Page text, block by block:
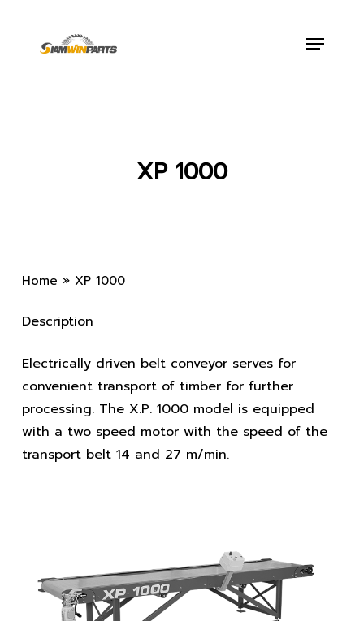
Menu
XP 1000
Home » XP 1000
Description
Electrically driven belt conveyor serves for
convenient transport of timber for further
processing. The X.P. 1000 model is equipped
with a two speed motor with the speed of the
transport belt 14 and 27 m/min.